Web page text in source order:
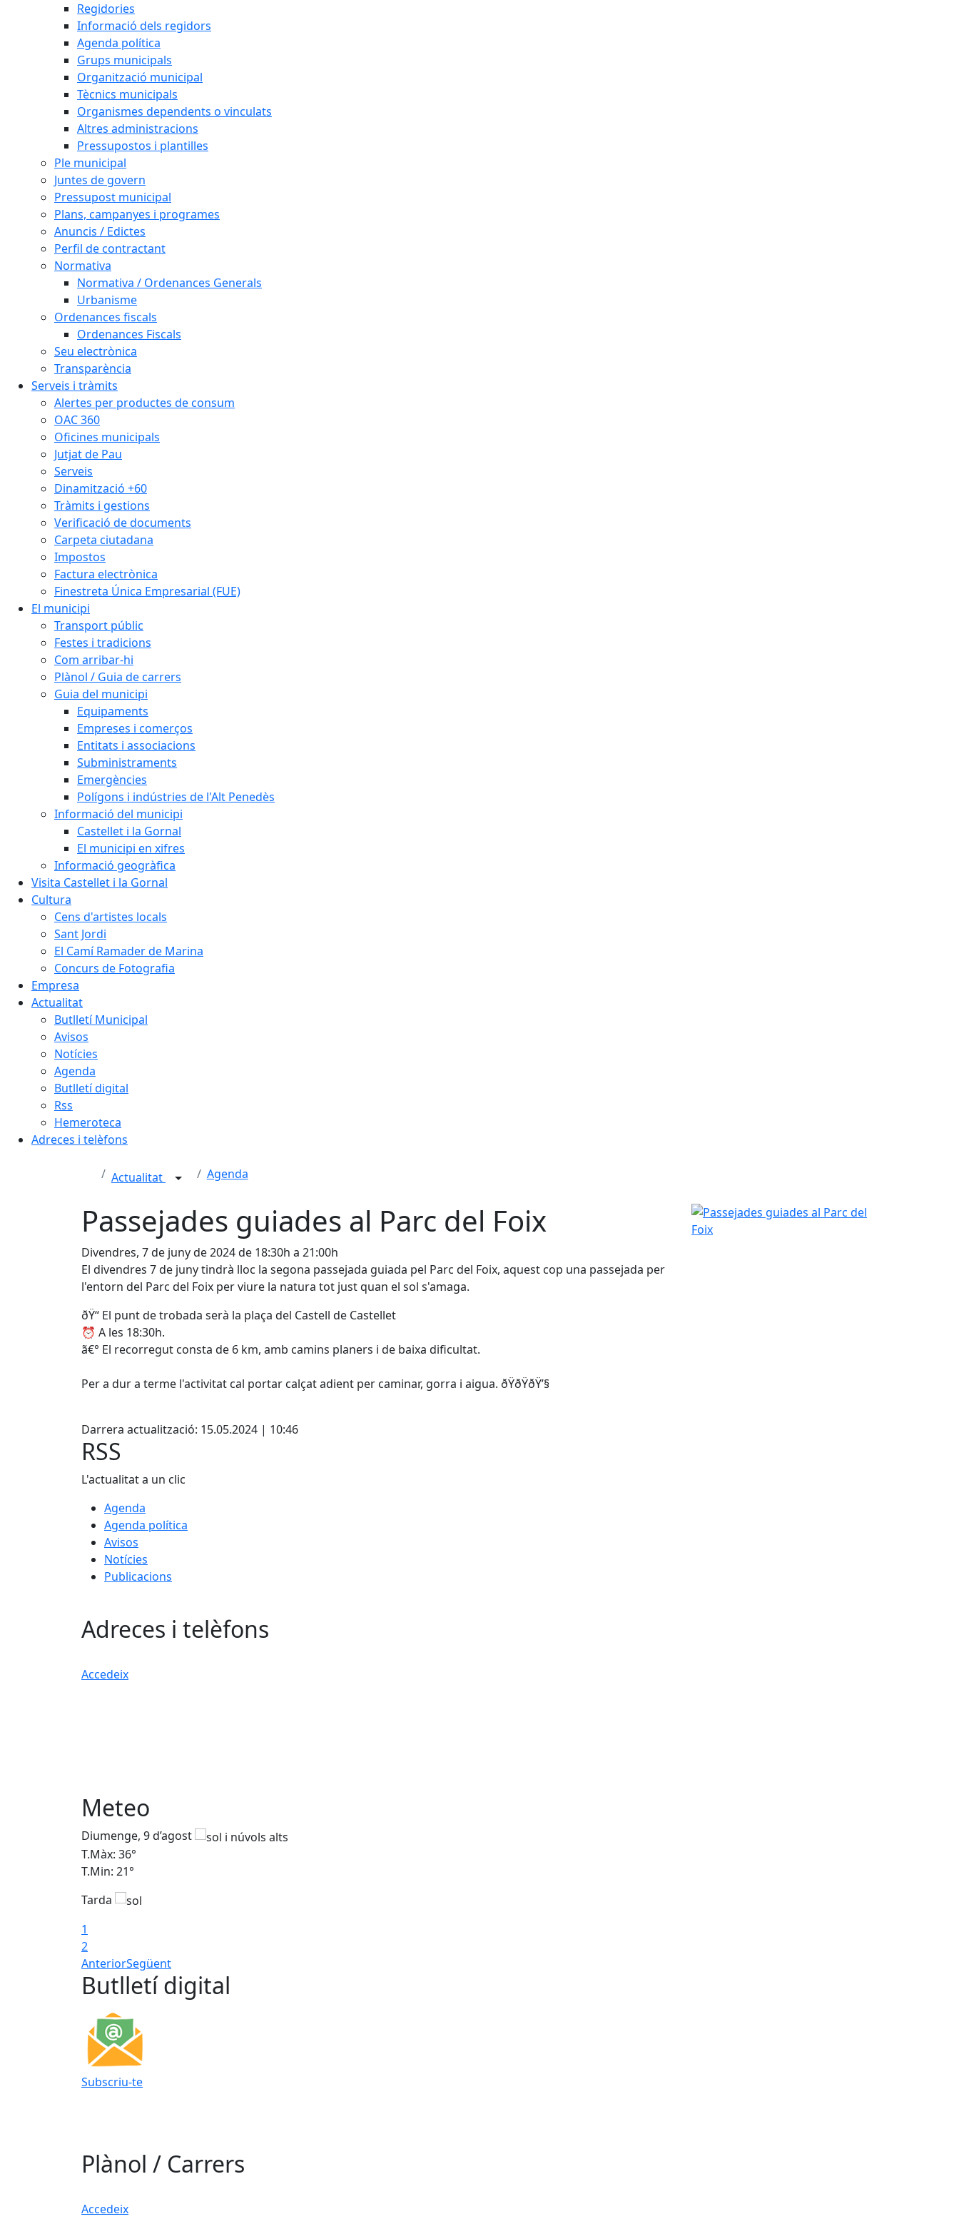
Regidories
Informació dels regidors
Agenda política
Grups municipals
Organització municipal
Tècnics municipals
Organismes dependents o vinculats
Altres administracions
Pressupostos i plantilles
Ple municipal
Juntes de govern
Pressupost municipal
Plans, campanyes i programes
Anuncis / Edictes
Perfil de contractant
Normativa
Normativa / Ordenances Generals
Urbanisme
Ordenances fiscals
Ordenances Fiscals
Seu electrònica
Transparència
Serveis i tràmits
Alertes per productes de consum
OAC 360
Oficines municipals
Jutjat de Pau
Serveis
Dinamització +60
Tràmits i gestions
Verificació de documents
Carpeta ciutadana
Impostos
Factura electrònica
Finestreta Única Empresarial (FUE)
El municipi
Transport públic
Festes i tradicions
Com arribar-hi
Plànol / Guia de carrers
Guia del municipi
Equipaments
Empreses i comerços
Entitats i associacions
Subministraments
Emergències
Polígons i indústries de l'Alt Penedès
Informació del municipi
Castellet i la Gornal
El municipi en xifres
Informació geogràfica
Visita Castellet i la Gornal
Cultura
Cens d'artistes locals
Sant Jordi
El Camí Ramader de Marina
Concurs de Fotografia
Empresa
Actualitat
Butlletí Municipal
Avisos
Notícies
Agenda
Butlletí digital
Rss
Hemeroteca
Adreces i telèfons
Actualitat Agenda
Passejades guiades al Parc del Foix
Divendres, 7 de juny de 2024 de 18:30h a 21:00h
El divendres 7 de juny tindrà lloc la segona passejada guiada pel Parc del Foix, aquest cop una passejada per
l'entorn del Parc del Foix per viure la natura tot just quan el sol s'amaga.
ðŸ“ El punt de trobada serà la plaça del Castell de Castellet
⏰ A les 18:30h.
ã€°️ El recorregut consta de 6 km, amb camins planers i de baixa dificultat.
Per a dur a terme l'activitat cal portar calçat adient per caminar, gorra i aigua. ðŸðŸðŸ’§
Darrera actualització: 15.05.2024 | 10:46
Passejades guiades al Parc del Foix
RSS
L'actualitat a un clic
Agenda
Agenda política
Avisos
Notícies
Publicacions
Adreces i telèfons
Accedeix
Meteo
Diumenge, 9 d’agost
T.Màx: 36°
T.Min: 21°
Tarda
1
2
AnteriorSegüent
Butlletí digital
Subscriu-te
Plànol / Carrers
Accedeix